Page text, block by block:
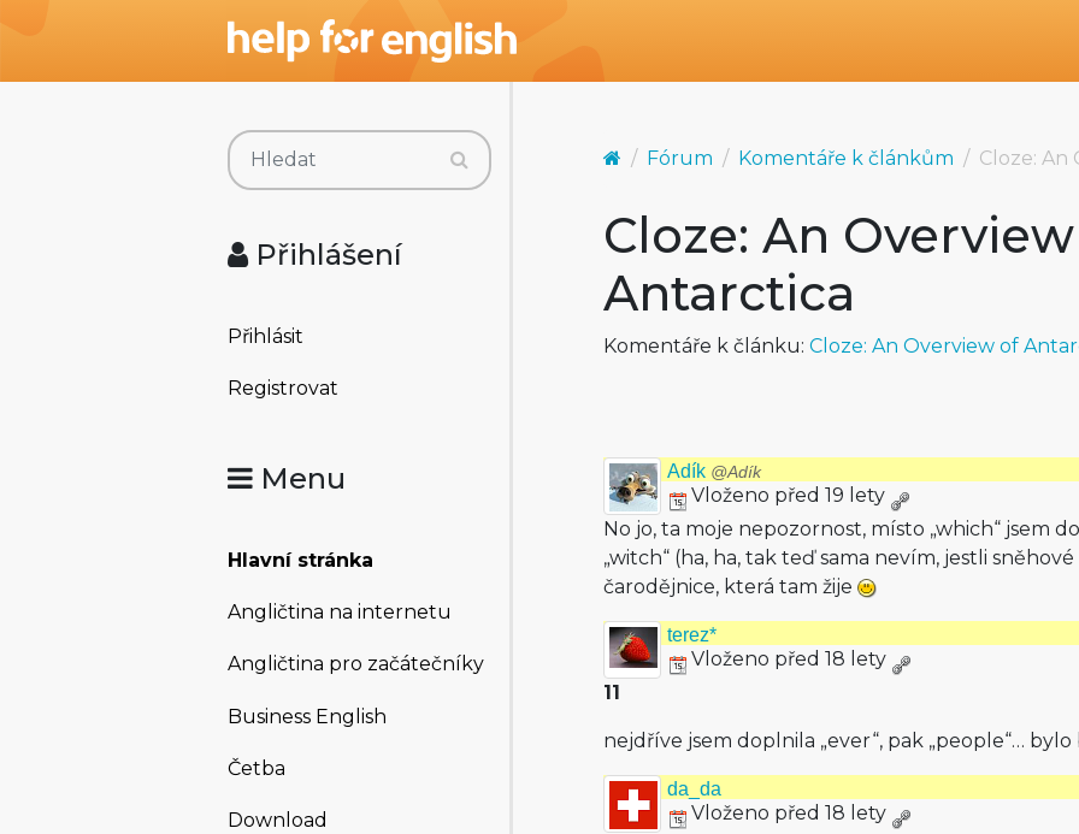
Přihlášení
Přihlásit
Registrovat
Menu
Hlavní stránka
Angličtina na internetu
Angličtina pro začátečníky
Business English
Četba
Download
Fórum Komentáře k článkům Cloze: An
Cloze: An
Antarctica
Komentáře k článku: Cloze: An Overview of
Adík @Adík
Vloženo před 19 lety
No jo, ta moje nepozornost, místo „which“ jsem
„witch“ (ha, ha, tak teď sama nevím, jestli
čarodějnice, která tam žije
terez*
Vloženo před 18 lety
11
nejdříve jsem doplnila „ever“, pak „people“…
da_da
Vloženo před 18 lety